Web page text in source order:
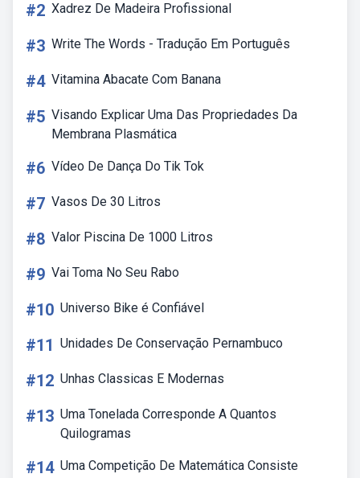
#2 Xadrez De Madeira Profissional
#3 Write The Words - Tradução Em Português
#4 Vitamina Abacate Com Banana
#5 Visando Explicar Uma Das Propriedades Da
Membrana Plasmática
#6 Vídeo De Dança Do Tik Tok
#7 Vasos De 30 Litros
#8 Valor Piscina De 1000 Litros
#9 Vai Toma No Seu Rabo
#10 Universo Bike é Confiável
#11 Unidades De Conservação Pernambuco
#12 Unhas Classicas E Modernas
#13 Uma Tonelada Corresponde A Quantos
Quilogramas
#14 Uma Competição De Matemática Consiste